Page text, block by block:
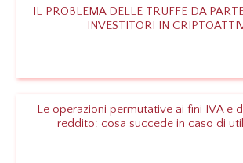
IL PROBLEMA DELLE TRUFFE DA
INVESTITORI IN
Le operazioni permutative ai fini IVA e
reddito: cosa succede in caso di